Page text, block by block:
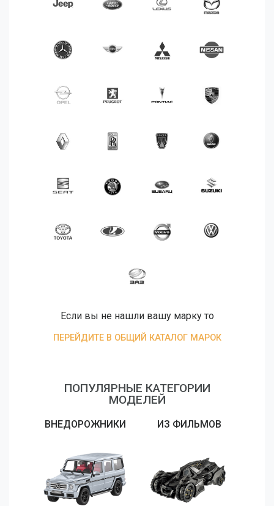
Если вы не нашли вашу марку то
ПЕРЕЙДИТЕ В ОБЩИЙ КАТАЛОГ МАРОК
ПОПУЛЯРНЫЕ КАТЕГОРИИ
МОДЕЛЕЙ
ВНЕДОРОЖНИКИ ИЗ ФИЛЬМОВ